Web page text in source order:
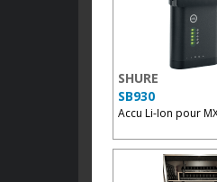
SHURE
SB930
Accu Li-Ion pour